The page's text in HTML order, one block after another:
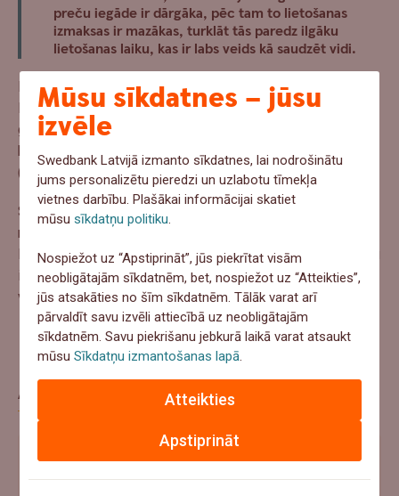
preču iegāde ir dārgāka, pēc tam to lietošanas
izmaksas ir mazākas, turklāt tās paredz ilgāku
lietošanas laiku, kas ir labs veids kā saudzēt vidi.
Pērkot preces, meklējiet energoefektivitātes marķējumu
Energoefektivitātes marķējumā ar dažādas krāsas un
garuma bultām ir norādītas 7 energoefektivitātes
klases. Visaugstākā ir A energoefektivitātes klase
(iepriekš A+++), savukārt viszemākā G.
Sekmējot ilgtspējīgu domāšanu, ir svarīgi ne tikai patērēt
mazāk, bet arī pārdomātāk, izvēloties kvalitatīvas preces.
Iespējams kvalitatīvāka lieta sākotnēji maksās vairāk, taču
ilgtermiņā sniegs lielāku ieguvumu. Ikviens jauns pirkums
var būt solis pretim ilgtspējīgākam dzīvesveidam.
Aptauja
Ja šovasar notiktu negadījums un pēkšņi
vajadzētu 1000+ eur, ko tu darītu?
Mūsu sīkdatnes – jūsu
izvēle
Swedbank Latvijā izmanto sīkdatnes, lai nodrošinātu
jums personalizētu pieredzi un uzlabotu tīmekļa
vietnes darbību. Plašākai informācijai skatiet
mūsusīkdatņu politiku.
Nospiežot uz “Apstiprināt”, jūs piekrītat visām
neobligātajām sīkdatnēm, bet, nospiežot uz “Atteikties”,
jūs atsakāties no šīm sīkdatnēm. Tālāk varat arī
pārvaldīt savu izvēli attiecībā uz neobligātajām
sīkdatnēm. Savu piekrišanu jebkurā laikā varat atsaukt
mūsuSīkdatņu izmantošanas lapā.
Apstiprināt
Atteikties